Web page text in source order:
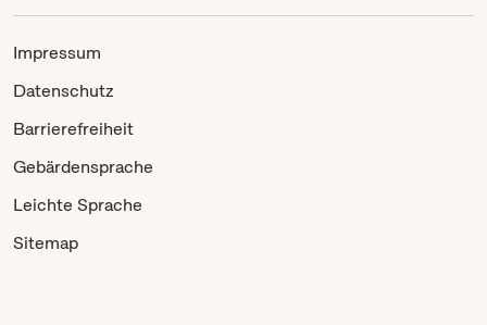
Impressum
Datenschutz
Barrierefreiheit
Gebärdensprache
Leichte Sprache
Sitemap